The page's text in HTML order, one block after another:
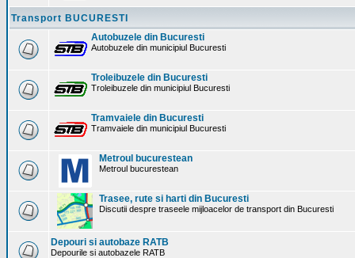
Transport BUCURESTI
Autobuzele din Bucuresti
Autobuzele din municipiul Bucuresti
Troleibuzele din Bucuresti
Troleibuzele din municipiul Bucuresti
Tramvaiele din Bucuresti
Tramvaiele din municipiul Bucuresti
Metroul bucurestean
Metroul bucurestean
Trasee, rute si harti din Bucuresti
Discutii despre traseele mijloacelor de transport din Bucuresti
Depouri si autobaze RATB
Depourile si autobazele RATB